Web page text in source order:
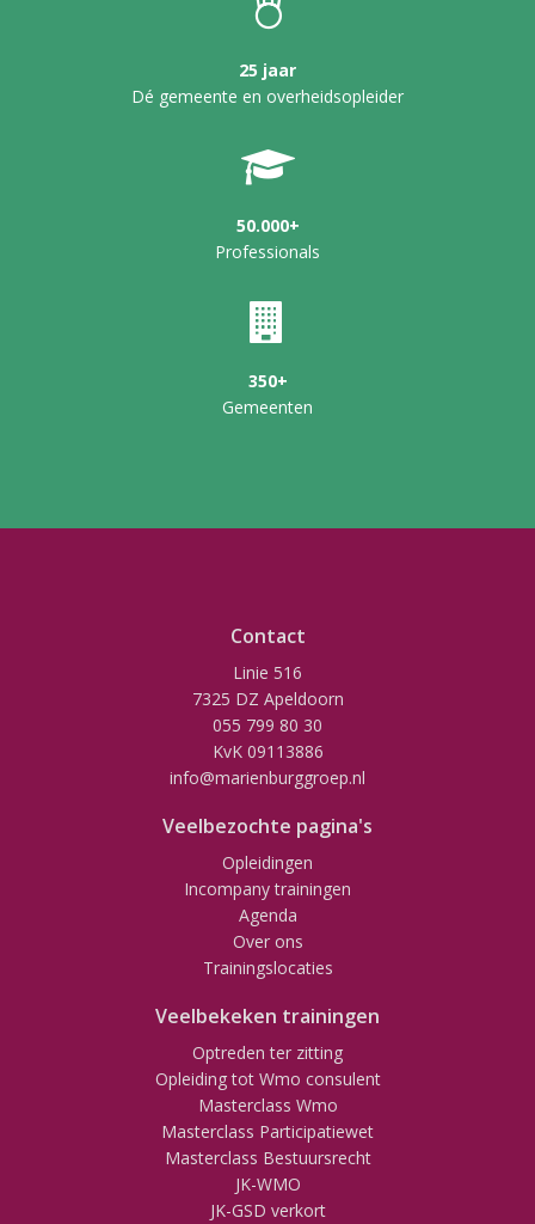
25 jaar
Dé gemeente en overheidsopleider
50.000+
Professionals
350+
Gemeenten
Contact
Linie 516
7325 DZ Apeldoorn
055 799 80 30
KvK 09113886
info@marienburggroep.nl
Veelbezochte pagina's
Opleidingen
Incompany trainingen
Agenda
Over ons
Trainingslocaties
Veelbekeken trainingen
Optreden ter zitting
Opleiding tot Wmo consulent
Masterclass Wmo
Masterclass Participatiewet
Masterclass Bestuursrecht
JK-WMO
JK-GSD verkort